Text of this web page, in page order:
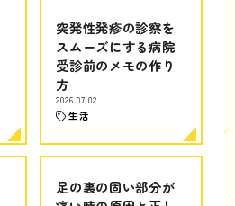
突発性発疹の診察を
スムーズにする病院
受診前のメモの作り
方
2026.07.02
生活
足の裏の固い部分が